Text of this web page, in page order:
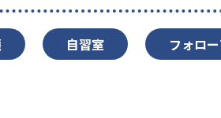
自習室 フォロ